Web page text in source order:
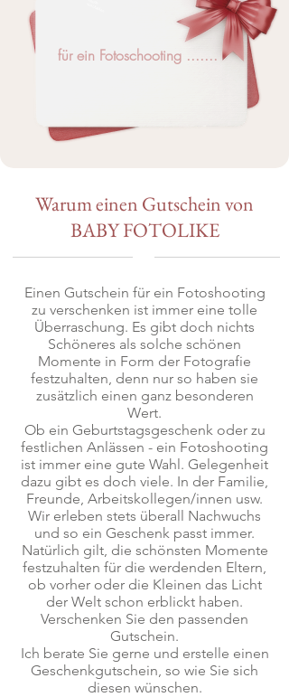
für ein Fotoschooting .......
Warum einen Gutschein von
BABY FOTOLIKE
Einen Gutschein für ein Fotoshooting
zu verschenken ist immer eine tolle
Überraschung. Es gibt doch nichts
Schöneres als solche schönen
Momente in Form der Fotografie
festzuhalten, denn nur so haben sie
zusätzlich einen ganz besonderen
Wert.
Ob ein Geburtstagsgeschenk oder zu
festlichen Anlässen - ein Fotoshooting
ist immer eine gute Wahl. Gelegenheit
dazu gibt es doch viele. In der Familie,
Freunde, Arbeitskollegen/innen usw.
Wir erleben stets überall Nachwuchs
und so ein Geschenk passt immer.
Natürlich gilt, die schönsten Momente
festzuhalten für die werdenden Eltern,
ob vorher oder die Kleinen das Licht
der Welt schon erblickt haben.
Verschenken Sie den passenden
Gutschein.
Ich berate Sie gerne und erstelle einen
Geschenkgutschein, so wie Sie sich
diesen wünschen.